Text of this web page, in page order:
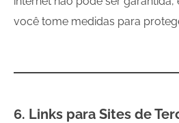
você tome medidas para
6. Links para Sites de